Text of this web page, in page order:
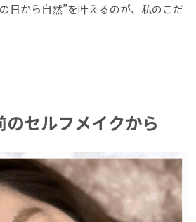
日から自然”を叶えるのが、私のこだ
のセルフメイクから